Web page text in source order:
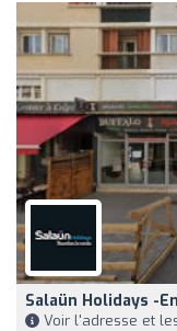
Salaün Holidays -
Voir l'adresse et